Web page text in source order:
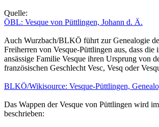
Quelle:
ÖBL: Vesque von Püttlingen, Johann d. Ä.
Auch Wurzbach/BLKÖ führt zur Genealogie
Freiherren von Vesque-Püttlingen aus, dass die
ansässige Familie Vesque ihren Ursprung von
französischen Geschlecht Vesc, Vesq oder
BLKÖ/Wikisource: Vesque-Püttlingen,
Das Wappen der Vesque von Püttlingen wird
beschrieben: